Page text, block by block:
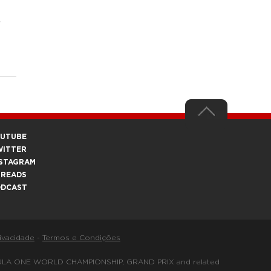
- Termos e Condições
ONE WORLD CHAMPIONSHIP, GRAND PRIX and related